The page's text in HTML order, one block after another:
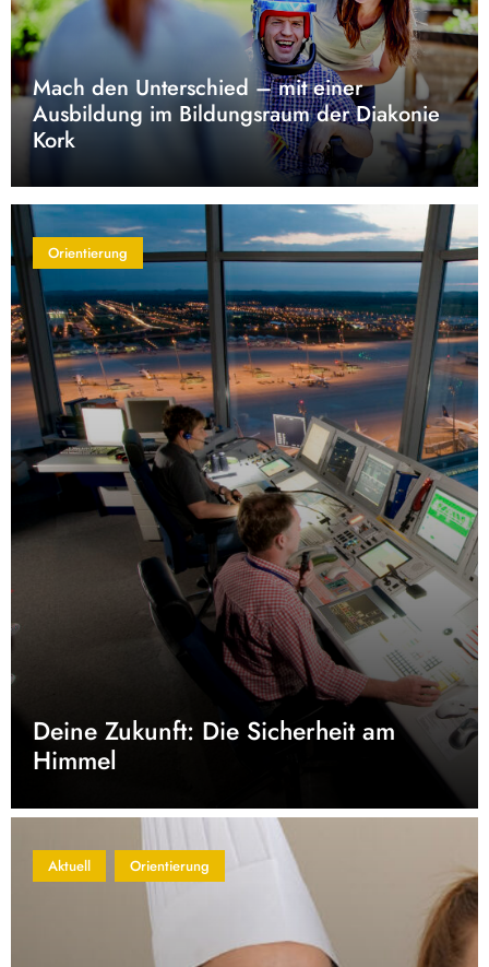
Mach den Unterschied – mit einer
Ausbildung im Bildungsraum der Diakonie
Kork
Orientierung
Deine Zukunft: Die Sicherheit am
Himmel
Aktuell Orientierung